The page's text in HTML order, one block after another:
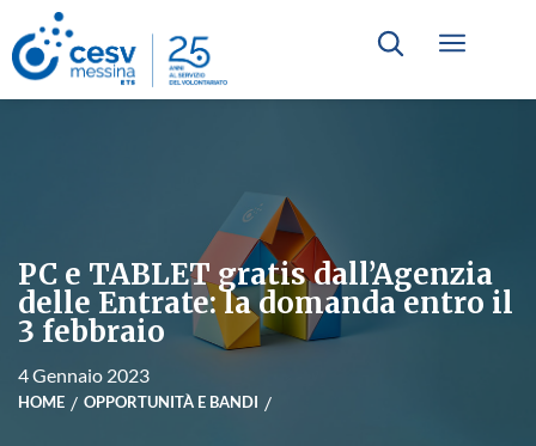
PC e TABLET gratis dall’Agenzia
delle Entrate: la domanda entro il
3 febbraio
4 Gennaio 2023
HOME OPPORTUNITÀ E BANDI